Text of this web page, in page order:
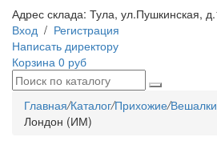
Адрес склада: Тула, ул.Пушкинская,
Вход / Регистрация
Написать директору
Корзина 0 руб
Главная/Каталог/Прихожие/
Лондон (ИМ)